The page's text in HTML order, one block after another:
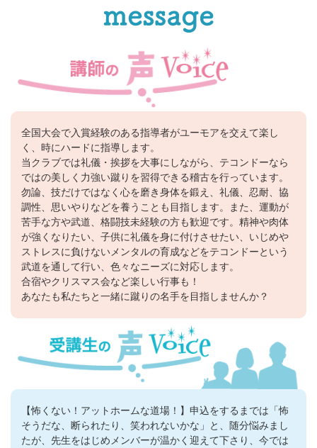
全国大会で入賞経験のある指導者がユーモアを交えて楽し
く、時にハードに指導します。
当クラブでは礼儀・挨拶を大事にしながら、テコンドーなら
ではの美しく力強い蹴りを習得できる稽古を行っています。
勿論、技だけではなく心を磨き身体を鍛え、礼儀、忍耐、協
調性、思いやりなどを養うことも目指します。また、運動が
苦手な方や武道、格闘技未経験の方も歓迎です。精神や肉体
が強くなりたい、子供に礼儀を身に付けさせたい、いじめや
ストレスに負けないメンタルの育成などをテコンドーという
武道を通して行い、色々なニーズに対応します。
合宿やクリスマス会など楽しい行事も！
あなたも私たちと一緒に蹴りの名手を目指しませんか？
【怖くない！アットホームな道場！】申込をするまでは「怖
そうだな、断られたり、笑われないかな」と、随分悩みまし
たが、先生をはじめメンバーが温かく迎えて下さり、今では